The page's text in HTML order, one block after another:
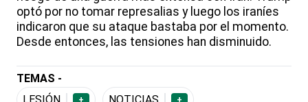
optó por no tomar represalias y luego los iraníes
indicaron que su ataque bastaba por el momento.
Desde entonces, las tensiones han disminuido.
TEMAS -
+ +